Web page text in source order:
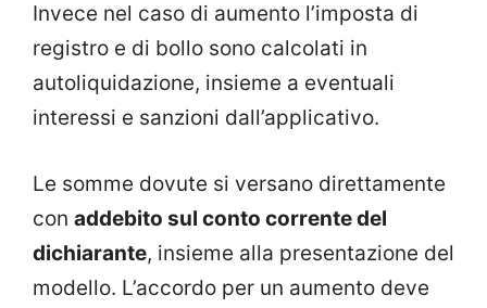
Invece nel caso di aumento l’imposta di
registro e di bollo sono calcolati in
autoliquidazione, insieme a eventuali
interessi e sanzioni dall’applicativo.
Le somme dovute si versano direttamente
con addebito sul conto corrente del
dichiarante, insieme alla presentazione del
modello. L’accordo per un aumento deve